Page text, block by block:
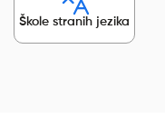
Škole stranih jezika